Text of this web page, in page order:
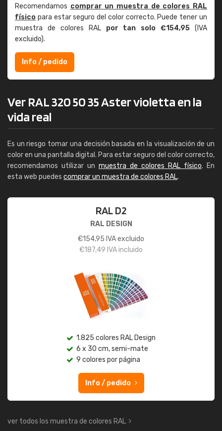
Recomendamos comprar un muestra de colores RAL
físico para estar seguro del color correcto. Puede tener un
muestra de colores RAL por tan solo €154,95 (IVA
excluido).
Info / pedido
Ver RAL 320 50 35 Aster violetta en la
vida real
Es un riesgo tomar una decisión basada en la visualización de un
color en una pantalla digital. Para estar seguro del color correcto,
recomendamos utilizar un muestra de colores RAL físico. En
esta web puedes comprar un muestra de colores RAL.
RAL D2
RAL DESIGN
€154,95 IVA excluido
€187,49 IVA incluido
1.825 colores RAL Design
6 x 30 cm, semi-mate
9 colores por página
Info / pedido
ver todos los muestra de colores RAL